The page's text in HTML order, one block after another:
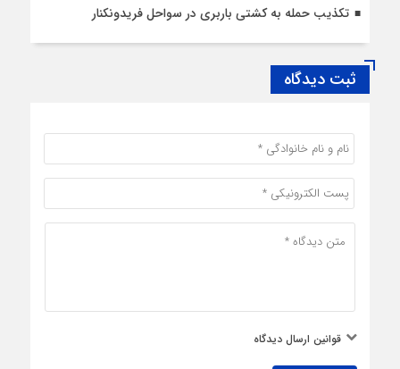
تکذیب حمله به کشتی باربری در سواحل فریدونکنار
ثبت دیدگاه
قوانین ارسال دیدگاه